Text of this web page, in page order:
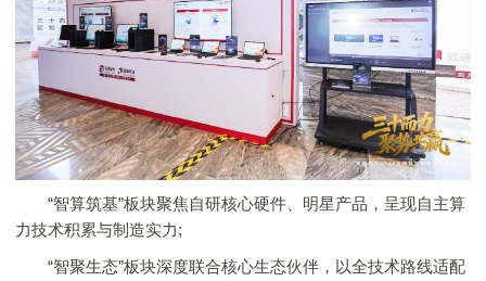
“智算筑基”板块聚焦自研核心硬件、明星产品，呈现自主算
力技术积累与制造实力;
“智聚生态”板块深度联合核心生态伙伴，以全技术路线适配